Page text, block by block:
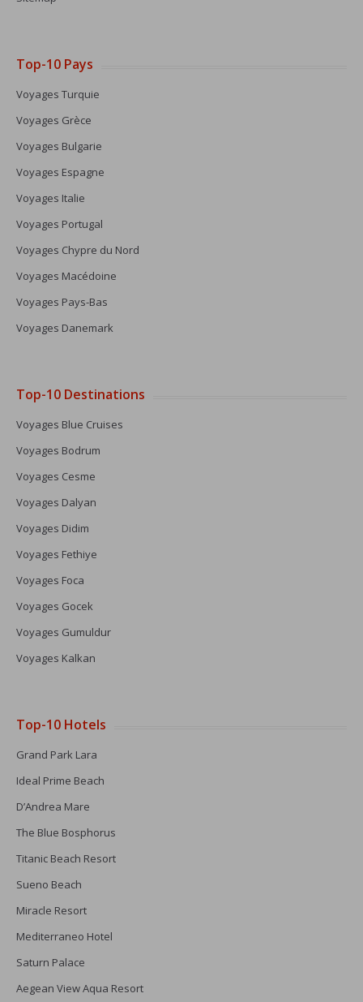
Top-10 Pays
Voyages Turquie
Voyages Grèce
Voyages Bulgarie
Voyages Espagne
Voyages Italie
Voyages Portugal
Voyages Chypre du Nord
Voyages Macédoine
Voyages Pays-Bas
Voyages Danemark
Top-10 Destinations
Voyages Blue Cruises
Voyages Bodrum
Voyages Cesme
Voyages Dalyan
Voyages Didim
Voyages Fethiye
Voyages Foca
Voyages Gocek
Voyages Gumuldur
Voyages Kalkan
Top-10 Hotels
Grand Park Lara
Ideal Prime Beach
D’Andrea Mare
The Blue Bosphorus
Titanic Beach Resort
Sueno Beach
Miracle Resort
Mediterraneo Hotel
Saturn Palace
Aegean View Aqua Resort